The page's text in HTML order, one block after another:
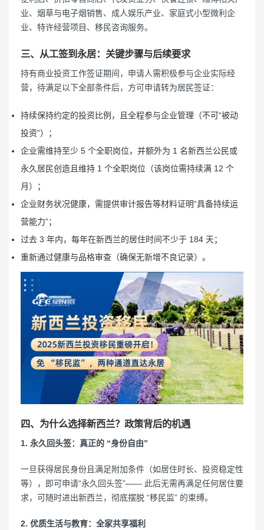
业、烟草与电子烟销售、成人娱乐产业、家庭式小型微利企
业、特许经营项目、移民咨询服务。
三、从工签到永居：关键步骤与后续要求
持有商业投资工作签证期间，申请人需积极参与企业实际经
营，待满足以下全部条件后，方可申请转为居民签证：
持续保持约定的投资比例，且全程参与企业管理（不可“被动
投资”）；
企业需维持至少 5 个全职岗位，并额外为 1 名新西兰公民或
永久居民创造且维持 1 个全职岗位（该岗位需持续满 12 个
月）；
企业财务状况健康，需提供审计报告等材料证明“具备持续运
营能力”；
过去 3 年内，每年在新西兰的居住时间不少于 184 天；
重新通过健康与品格审查（确保无新增不良记录）。
四、为什么选择新西兰？政策背后的机遇
1. 永久回头签：真正的 “身份自由”
一旦获得居民身份且满足附加条件（如居住时长、投资稳定性
等），即可申请“永久回头签”—— 此后无需再满足任何居住要
求，可随时进出新西兰，彻底摆脱 “移民监” 的束缚。
2. 优质生活与教育：全家共享福利